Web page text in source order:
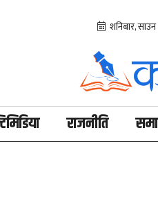
राजनीति